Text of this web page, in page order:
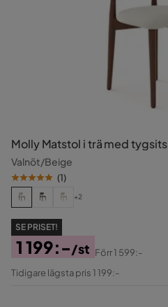
Molly Matstol i trä med tygsits
Valnöt/Beige
(1)
+2
SE PRISET!
Pris
1 199:-/st
Original
Förr1 599:-
Tidigare lägsta pris 1 199:-